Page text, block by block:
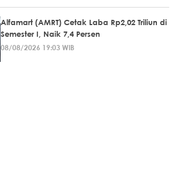
Alfamart (AMRT) Cetak Laba Rp2,02 Triliun di
Semester I, Naik 7,4 Persen
08/08/2026 19:03 WIB